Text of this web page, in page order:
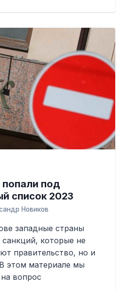
попали под
список 2023
Новиков
западные страны
которые не
правительство, но и
этом материале мы
вопрос